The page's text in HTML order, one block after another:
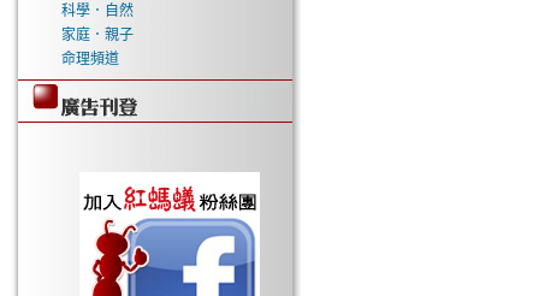
科學．自然
家庭．親子
命理頻道